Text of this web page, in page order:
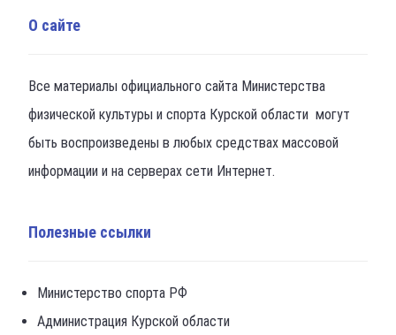
О сайте
Все материалы официального сайта Министерства
физической культуры и спорта Курской области могут
быть воспроизведены в любых средствах массовой
информации и на серверах сети Интернет.
Полезные ссылки
Министерство спорта РФ
Администрация Курской области